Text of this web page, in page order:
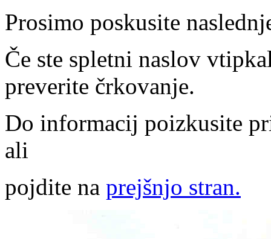
Prosimo poskusite
Če ste spletni naslov
preverite črkovanje.
Do informacij poizkusite
ali
pojdite na prejšnjo stran.